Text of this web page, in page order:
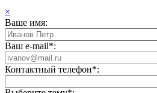
×
Ваше имя:
Ваш e-mail*:
Контактный телефон*: